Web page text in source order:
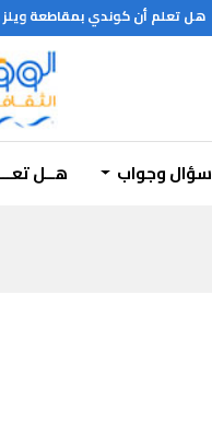
هل تعلم أن كوندي بمقاطعة ويلز ..
سؤال وجواب هــل